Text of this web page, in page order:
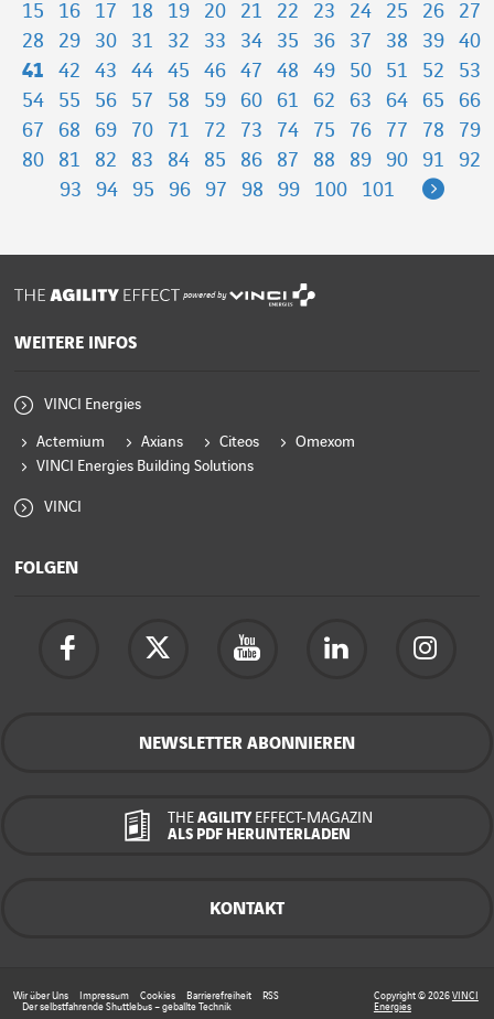
15
16 17 18 19 20 21 22 23 24 25 26
27
28
29 30 31 32 33 34 35 36 37 38 39
40
41
42 43 44 45 46 47 48 49 50 51 52
53
54
55 56 57 58 59 60 61 62 63 64 65
66
67
68 69 70 71 72 73 74 75 76 77 78
79
80
81 82 83 84 85 86 87 88 89 90 91
92
93
94 95 96 97 98 99 100 101 Next
powered by
WEITERE INFOS
VINCI Energies
Actemium Axians Citeos
Omexom
VINCI Energies Building Solutions
VINCI
FOLGEN
NEWSLETTER ABONNIEREN
THE AGILITY EFFECT-MAGAZIN
ALS PDF HERUNTERLADEN
KONTAKT
Wir über Uns Impressum Cookies Barrierefreiheit
RSS
Der selbstfahrende Shuttlebus – geballte Technik
Copyright © 2026 VINCI
Energies